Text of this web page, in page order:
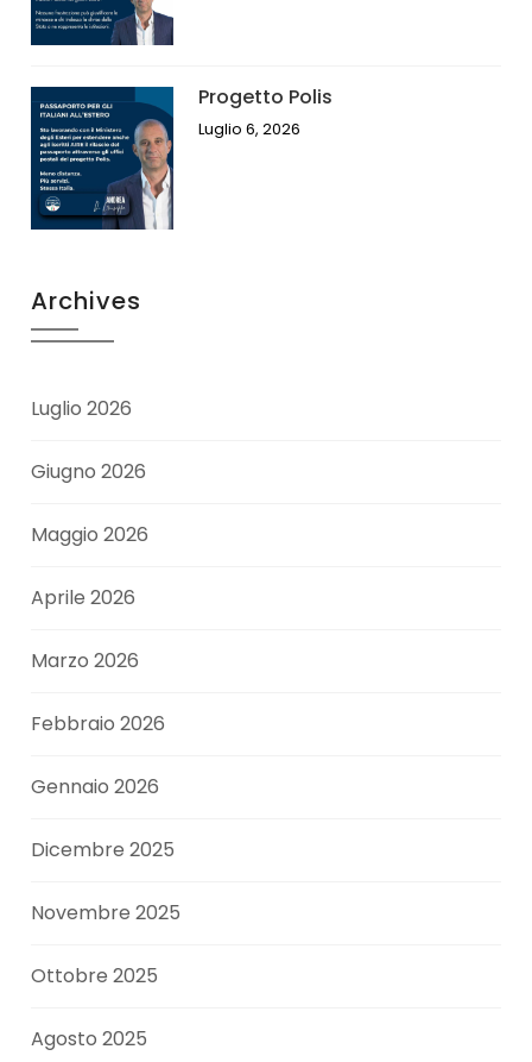
Progetto Polis
Luglio 6, 2026
Archives
Luglio 2026
Giugno 2026
Maggio 2026
Aprile 2026
Marzo 2026
Febbraio 2026
Gennaio 2026
Dicembre 2025
Novembre 2025
Ottobre 2025
Agosto 2025